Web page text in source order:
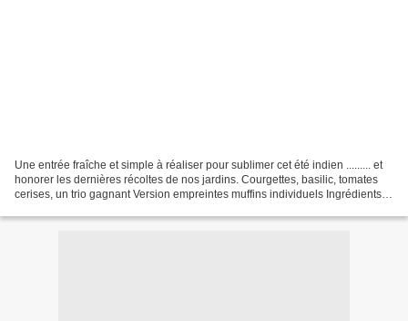
Une entrée fraîche et simple à réaliser pour sublimer cet été indien ......... et
honorer les dernières récoltes de nos jardins. Courgettes, basilic, tomates
cerises, un trio gagnant Version empreintes muffins individuels Ingrédients: